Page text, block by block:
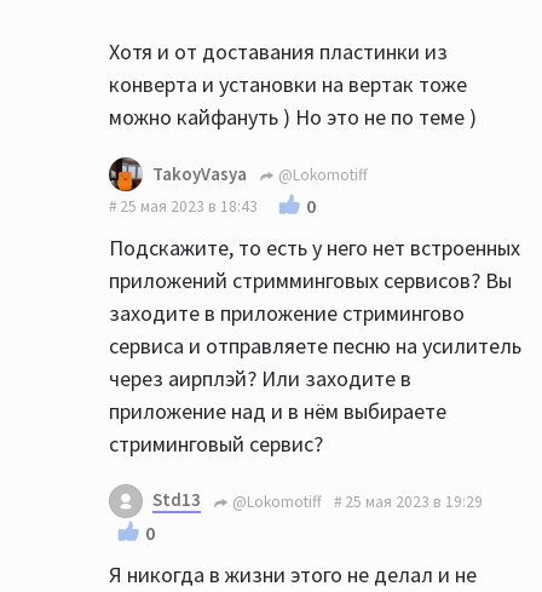
Хотя и от доставания пластинки из
конверта и установки на вертак тоже
можно кайфануть ) Но это не по теме )
TakoyVasya
@Lokomotiff
25 мая 2023 в 18:43
0
Подскажите, то есть у него нет встроенных
приложений стримминговых сервисов? Вы
заходите в приложение стримингово
сервиса и отправляете песню на усилитель
через аирплэй? Или заходите в
приложение над и в нём выбираете
стриминговый сервис?
Std13 @Lokomotiff 25 мая 2023 в 19:29
0
Я никогда в жизни этого не делал и не